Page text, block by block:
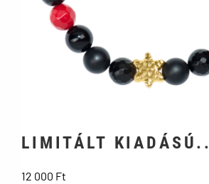
LIMITÁLT KIADÁSÚ..
12 000 Ft